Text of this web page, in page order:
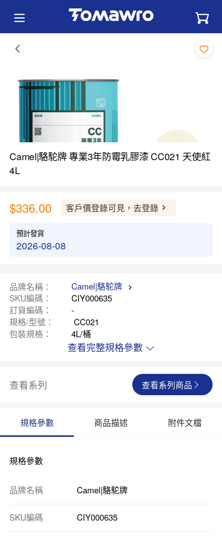
Camel|駱駝牌 專業3年防霉乳膠漆 CC021 天使紅
4L
$336.00 客戶價登錄可見，去登錄
預計發貨
2026-08-08
品牌名稱
Camel|駱駝牌
SKU編碼
CIY000635
訂貨編碼
-
規格/型號
CC021
包裝規格
4L/桶
查看完整規格參數
查看系列 查看系列商品
規格參數 商品描述 附件文檔
規格參數
品牌名稱 Camel|駱駝牌
SKU編碼 CIY000635